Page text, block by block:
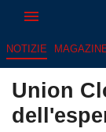
NOTIZIE
Union